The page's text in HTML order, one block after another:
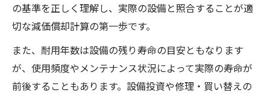
の基準を正しく理解し、実際の設備と照合することが適
切な減価償却計算の第一歩です。
また、耐用年数は設備の残り寿命の目安ともなります
が、使用頻度やメンテナンス状況によって実際の寿命が
前後することもあります。設備投資や修理・買い替えの